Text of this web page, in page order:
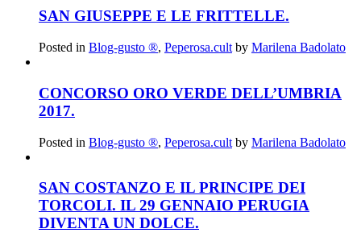
SAN GIUSEPPE E LE FRITTELLE.
Posted in Blog-gusto ®, Peperosa.cult by Marilena Badolato
CONCORSO ORO VERDE DELL’UMBRIA
2017.
Posted in Blog-gusto ®, Peperosa.cult by Marilena Badolato
SAN COSTANZO E IL PRINCIPE DEI
TORCOLI. IL 29 GENNAIO PERUGIA
DIVENTA UN DOLCE.